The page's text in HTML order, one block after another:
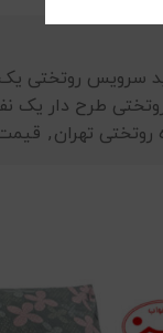
سرویس روتختی یک
طرح دار یک
روتختی تهران,